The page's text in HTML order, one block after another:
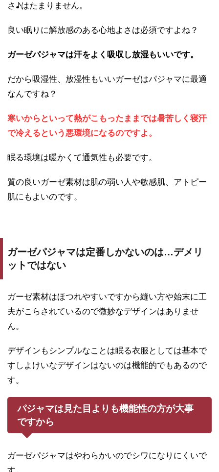
さ♪はたまりません。
良い眠りに解放感のある心地よさは必須ですよね？
ガーゼパジャマは汗をよく吸収し放湿もいいです。
だから吸湿性、放湿性もいいガーゼはパジャマに最適
なんですね？
寒いからといって熱がこもったままでは暑苦しく寝汗
で冷えるという悪環境になるのですよ。
眠る環境は暖かくて通気性も必要です。
質の良いガーゼ素材は肌の弱い人や敏感肌、アトピー
肌にもよいのです。
ガーゼパジャマは定番しかないのは…デメリ
ットではない
ガーゼ素材はほつれやすいですから縫い方や始末に工
夫がこらされているので微妙なデザインはありませ
ん。
デザインもシンプルなことは眠る衣服としては基本で
すしよけいなデザインはないのは機能的でもあるので
す。
パジャマは見た目よりも機能性の方が大事
ですから
ガーゼパジャマはやわらかいのでシワになりにくいで
す。